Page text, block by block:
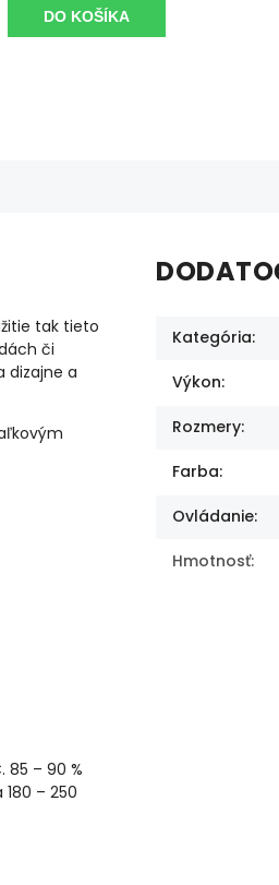
DO KOŠÍKA
tak tieto
či
dizajne a
– 90 %
– 250
Kategória:
Výkon:
Rozmery:
Farba:
Ovládanie:
Hmotnosť: